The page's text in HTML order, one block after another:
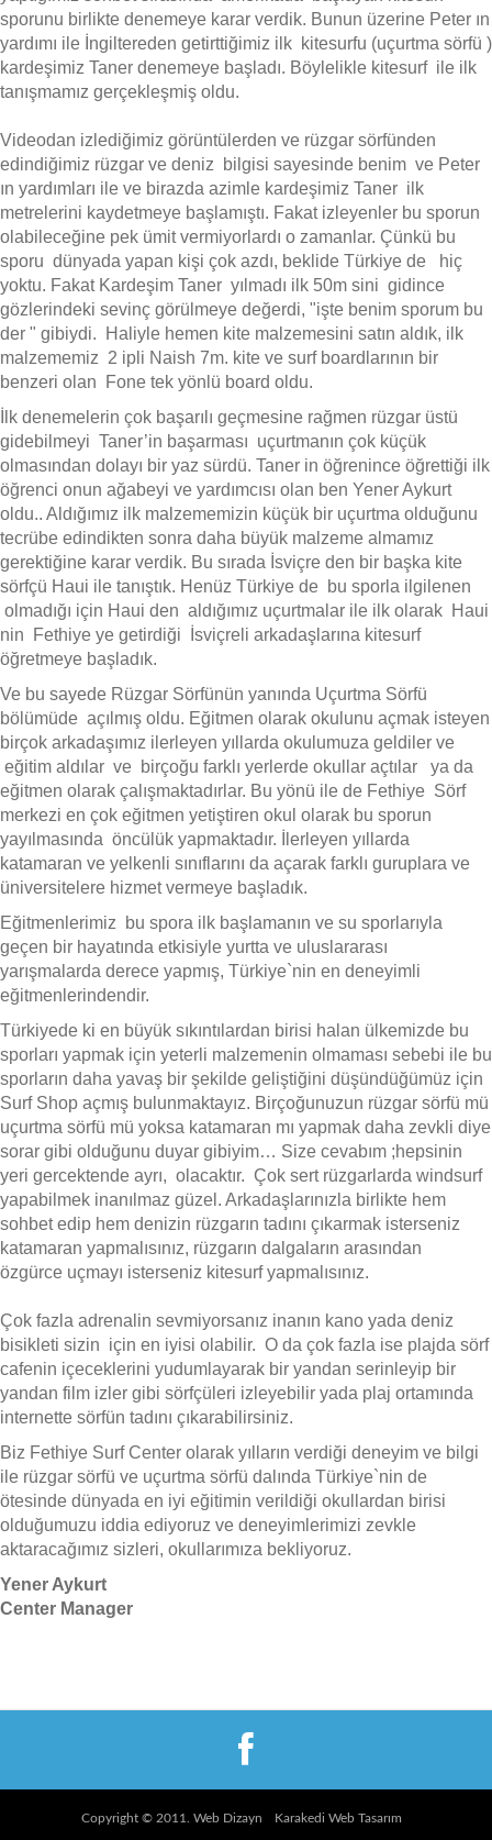
sporunu birlikte denemeye karar verdik. Bunun üzerine Peter ın
yardımı ile İngiltereden getirttiğimiz ilk kitesurfu (uçurtma sörfü )
kardeşimiz Taner denemeye başladı. Böylelikle kitesurf ile ilk
tanışmamız gerçekleşmiş oldu.
Videodan izlediğimiz görüntülerden ve rüzgar sörfünden
edindiğimiz rüzgar ve deniz bilgisi sayesinde benim ve Peter
ın yardımları ile ve birazda azimle kardeşimiz Taner ilk
metrelerini kaydetmeye başlamıştı. Fakat izleyenler bu sporun
olabileceğine pek ümit vermiyorlardı o zamanlar. Çünkü bu
sporu dünyada yapan kişi çok azdı, beklide Türkiye de hiç
yoktu. Fakat Kardeşim Taner yılmadı ilk 50m sini gidince
gözlerindeki sevinç görülmeye değerdi, "işte benim sporum bu
der " gibiydi. Haliyle hemen kite malzemesini satın aldık, ilk
malzememiz 2 ipli Naish 7m. kite ve surf boardlarının bir
benzeri olan Fone tek yönlü board oldu.
İlk denemelerin çok başarılı geçmesine rağmen rüzgar üstü
gidebilmeyi Taner’in başarması uçurtmanın çok küçük
olmasından dolayı bir yaz sürdü. Taner in öğrenince öğrettiği ilk
öğrenci onun ağabeyi ve yardımcısı olan ben Yener Aykurt
oldu.. Aldığımız ilk malzememizin küçük bir uçurtma olduğunu
tecrübe edindikten sonra daha büyük malzeme almamız
gerektiğine karar verdik. Bu sırada İsviçre den bir başka kite
sörfçü Haui ile tanıştık. Henüz Türkiye de bu sporla ilgilenen
olmadığı için Haui den aldığımız uçurtmalar ile ilk olarak Haui
nin Fethiye ye getirdiği İsviçreli arkadaşlarına kitesurf
öğretmeye başladık.
Ve bu sayede Rüzgar Sörfünün yanında Uçurtma Sörfü
bölümüde açılmış oldu. Eğitmen olarak okulunu açmak isteyen
birçok arkadaşımız ilerleyen yıllarda okulumuza geldiler ve
eğitim aldılar ve birçoğu farklı yerlerde okullar açtılar ya da
eğitmen olarak çalışmaktadırlar. Bu yönü ile de Fethiye Sörf
merkezi en çok eğitmen yetiştiren okul olarak bu sporun
yayılmasında öncülük yapmaktadır. İlerleyen yıllarda
katamaran ve yelkenli sınıflarını da açarak farklı guruplara ve
üniversitelere hizmet vermeye başladık.
Eğitmenlerimiz bu spora ilk başlamanın ve su sporlarıyla
geçen bir hayatında etkisiyle yurtta ve uluslararası
yarışmalarda derece yapmış, Türkiye`nin en deneyimli
eğitmenlerindendir.
Türkiyede ki en büyük sıkıntılardan birisi halan ülkemizde bu
sporları yapmak için yeterli malzemenin olmaması sebebi ile bu
sporların daha yavaş bir şekilde geliştiğini düşündüğümüz için
Surf Shop açmış bulunmaktayız. Birçoğunuzun rüzgar sörfü mü
uçurtma sörfü mü yoksa katamaran mı yapmak daha zevkli diye
sorar gibi olduğunu duyar gibiyim… Size cevabım ;hepsinin
yeri gercektende ayrı, olacaktır. Çok sert rüzgarlarda windsurf
yapabilmek inanılmaz güzel. Arkadaşlarınızla birlikte hem
sohbet edip hem denizin rüzgarın tadını çıkarmak isterseniz
katamaran yapmalısınız, rüzgarın dalgaların arasından
özgürce uçmayı isterseniz kitesurf yapmalısınız.
Çok fazla adrenalin sevmiyorsanız inanın kano yada deniz
bisikleti sizin için en iyisi olabilir. O da çok fazla ise plajda sörf
cafenin içeceklerini yudumlayarak bir yandan serinleyip bir
yandan film izler gibi sörfçüleri izleyebilir yada plaj ortamında
internette sörfün tadını çıkarabilirsiniz.
Biz Fethiye Surf Center olarak yılların verdiği deneyim ve bilgi
ile rüzgar sörfü ve uçurtma sörfü dalında Türkiye`nin de
ötesinde dünyada en iyi eğitimin verildiği okullardan birisi
olduğumuzu iddia ediyoruz ve deneyimlerimizi zevkle
aktaracağımız sizleri, okullarımıza bekliyoruz.
Yener Aykurt
Center Manager
Copyright © 2011. Web Dizayn Karakedi Web Tasarım